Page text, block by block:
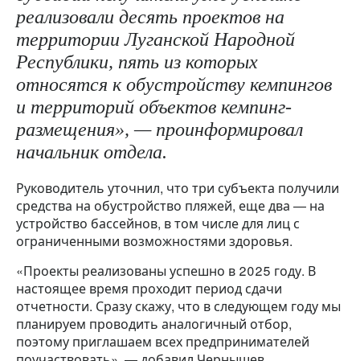
национального проекта «Туризм и
гостеприимство».
«По итогам двух конкурсных отборов
были определены десять победителей, с
которыми заключены соглашения на
общую сумму более 113 миллионов
рублей. В рамках предоставленных
субсидий получатели уже успешно
реализовали десять проектов на
территории Луганской Народной
Республики, пять из которых относятся
к обустройству кемпингов и
территорий объектов кемпинг-
размещения», — проинформировал
начальник отдела.